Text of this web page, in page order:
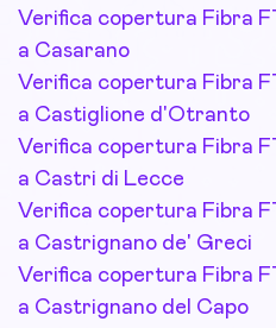
Verifica copertura Fibra
a Casarano
Verifica copertura Fibra
a Castiglione d'Otranto
Verifica copertura Fibra
a Castri di Lecce
Verifica copertura Fibra
a Castrignano de' Greci
Verifica copertura Fibra
a Castrignano del Capo